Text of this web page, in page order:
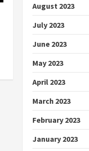
August 2023
July 2023
June 2023
May 2023
April 2023
March 2023
February 2023
January 2023